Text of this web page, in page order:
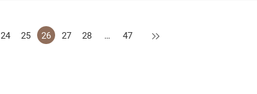
24 25 26 27 28 … 47 下一页